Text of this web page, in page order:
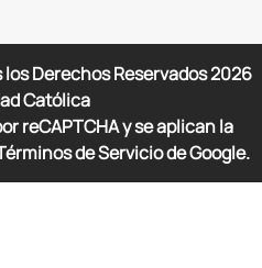
Derechos Reservados2026
Católica
reCAPTCHA y se aplican la
de Servicio de Google.